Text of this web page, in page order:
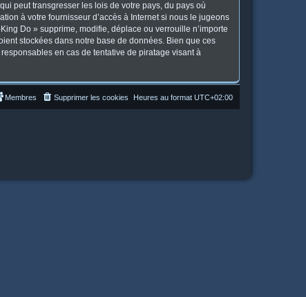
peut transgresser les lois de votre pays, du pays où
à votre fournisseur d’accès à Internet si nous le jugeons
Do » supprime, modifie, déplace ou verrouille n’importe
stockées dans notre base de données. Bien que ces
en cas de tentative de piratage visant à
Heures au format UTC+02:00
Supprimer les cookies
Membres